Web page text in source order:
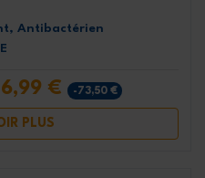
Antibactérien
€ -73,50 €
PLUS